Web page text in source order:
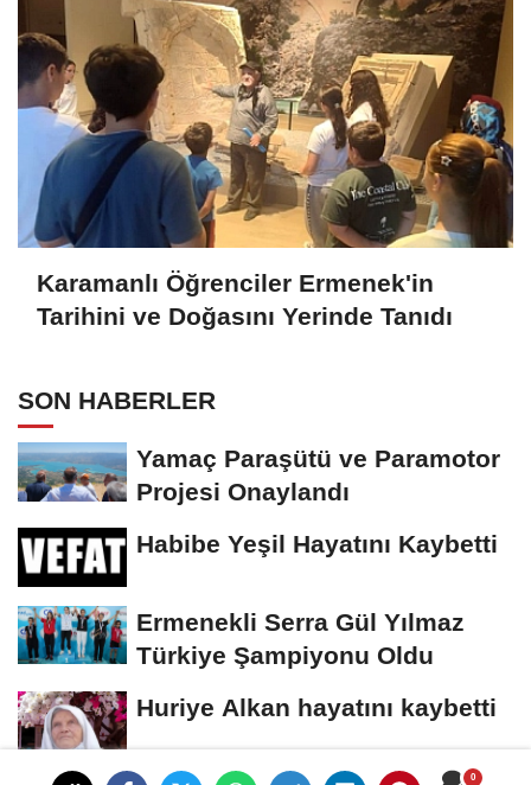
Karamanlı Öğrenciler Ermenek'in
Tarihini ve Doğasını Yerinde Tanıdı
SON HABERLER
Yamaç Paraşütü ve Paramotor
Projesi Onaylandı
Habibe Yeşil Hayatını Kaybetti
Ermenekli Serra Gül Yılmaz
Türkiye Şampiyonu Oldu
Huriye Alkan hayatını kaybetti